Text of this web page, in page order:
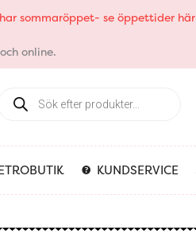
sommaröppet- se öppettider här
online.
search
KUNDSERVICE